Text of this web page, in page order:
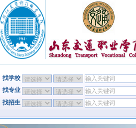
找学校
找专业
找招生